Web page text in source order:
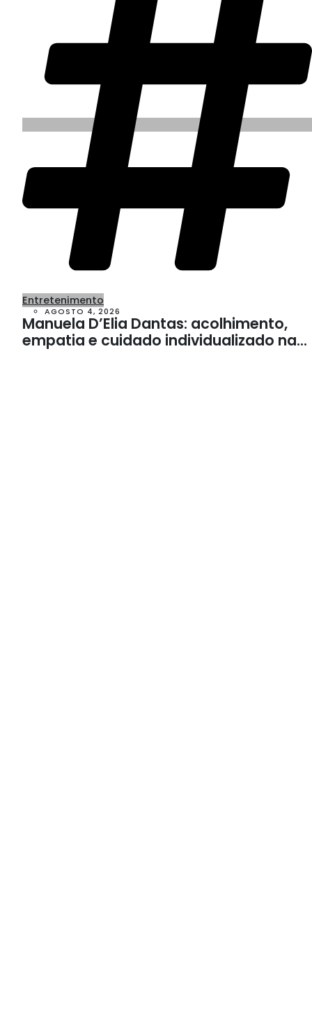
Entretenimento
AGOSTO 4, 2026
Manuela D’Elia Dantas: acolhimento,
empatia e cuidado individualizado na